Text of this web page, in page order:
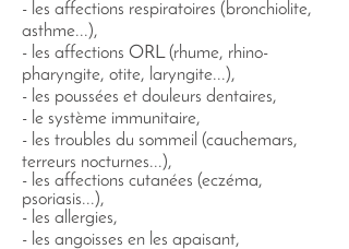
- les affections respiratoires (bronchiolite,
asthme...),
- les affections ORL (rhume, rhino-
pharyngite, otite, laryngite...),
- les poussées et douleurs dentaires,
- le système immunitaire,
- les troubles du sommeil (cauchemars,
terreurs nocturnes...),
- les affections cutanées (eczéma,
psoriasis...),
- les allergies,
- les angoisses en les apaisant,